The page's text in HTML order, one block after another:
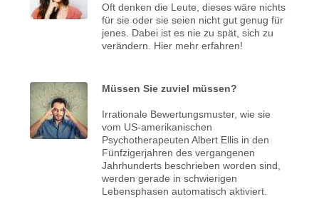
Oft denken die Leute, dieses wäre nichts
für sie oder sie seien nicht gut genug für
jenes. Dabei ist es nie zu spät, sich zu
verändern. Hier mehr erfahren!
Müssen Sie zuviel müssen?
Irrationale Bewertungsmuster, wie sie
vom US-amerikanischen
Psychotherapeuten Albert Ellis in den
Fünfzigerjahren des vergangenen
Jahrhunderts beschrieben worden sind,
werden gerade in schwierigen
Lebensphasen automatisch aktiviert.